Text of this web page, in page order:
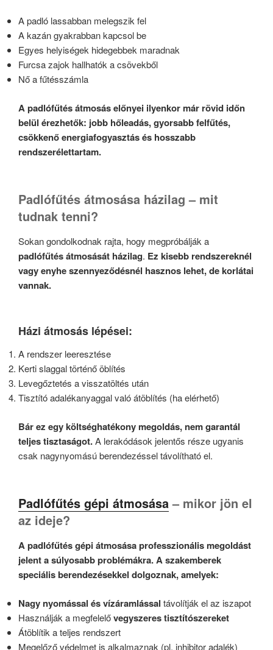
A padló lassabban melegszik fel
A kazán gyakrabban kapcsol be
Egyes helyiségek hidegebbek maradnak
Furcsa zajok hallhatók a csövekből
Nő a fűtésszámla
A padlófűtés átmosás előnyei ilyenkor már rövid időn
belül érezhetők: jobb hőleadás, gyorsabb felfűtés,
csökkenő energiafogyasztás és hosszabb
rendszerélettartam.
Padlófűtés átmosása házilag – mit
tudnak tenni?
Sokan gondolkodnak rajta, hogy megpróbálják a
padlófűtés átmosását házilag. Ez kisebb rendszereknél
vagy enyhe szennyeződésnél hasznos lehet, de korlátai
vannak.
Házi átmosás lépései:
A rendszer leeresztése
Kerti slaggal történő öblítés
Levegőztetés a visszatöltés után
Tisztító adalékanyaggal való átöblítés (ha elérhető)
Bár ez egy költséghatékony megoldás, nem garantál
teljes tisztaságot.A lerakódások jelentős része ugyanis
csak nagynyomású berendezéssel távolítható el.
Padlófűtés gépi átmosása– mikor jön el
az ideje?
A padlófűtés gépi átmosása professzionális megoldást
jelent a súlyosabb problémákra. A szakemberek
speciális berendezésekkel dolgoznak, amelyek:
Nagy nyomással és vízáramlással távolítják el az iszapot
Használják a megfelelővegyszeres tisztítószereket
Átöblítik a teljes rendszert
Megelőző védelmet is alkalmaznak (pl. inhibitor adalék)